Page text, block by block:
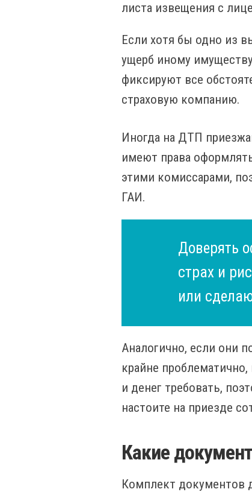
листа извещения с
Если хотя бы одно из
ущерб иному
фиксируют все
страховую компанию.
Иногда на ДТП
имеют права
этими комиссарами,
ГАИ.
Доверять
страх и
или
Аналогично, если они
крайне
и денег требовать,
настоите на приезде
Какие
Комплект документов